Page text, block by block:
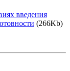
введения
(266Kb)